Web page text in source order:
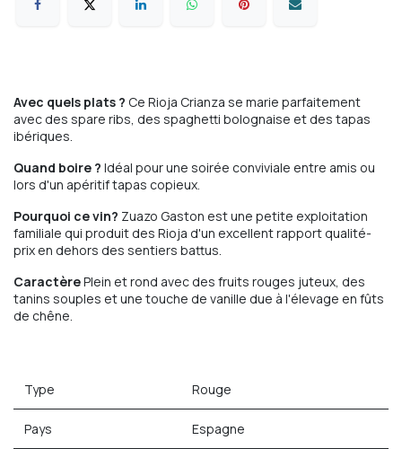
Avec quels plats ? Ce Rioja Crianza se marie parfaitement
avec des spare ribs, des spaghetti bolognaise et des tapas
ibériques.
Quand boire ? Idéal pour une soirée conviviale entre amis ou
lors d'un apéritif tapas copieux.
Pourquoi ce vin? Zuazo Gaston est une petite exploitation
familiale qui produit des Rioja d'un excellent rapport qualité-
prix en dehors des sentiers battus.
CaractèrePlein et rond avec des fruits rouges juteux, des
tanins souples et une touche de vanille due à l'élevage en fûts
de chêne.
Type Rouge
Pays Espagne